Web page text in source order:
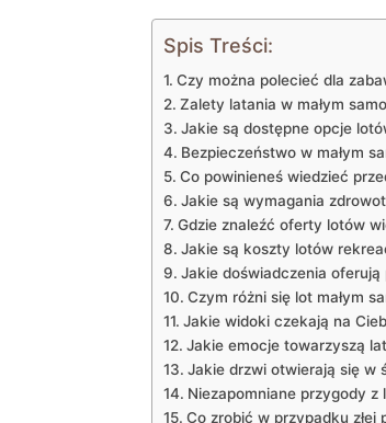
Spis Treści:
Czy‍ można‍ polecieć dla
Zalety latania w małym
Jakie są dostępne opcje
Bezpieczeństwo‍ w‌ małym
Co⁢ powinieneś wiedzieć
Jakie są wymagania
Gdzie ⁣znaleźć oferty ⁤lotów⁢
Jakie są koszty lotów
Jakie‌ doświadczenia oferują
Czym różni się⁣ lot⁤ małym
Jakie⁤ widoki ⁢czekają na
Jakie emocje towarzyszą
Jakie ‍drzwi otwierają się w
Niezapomniane ‍przygody ​z
Co ​zrobić‌ w przypadku ‍złej⁤